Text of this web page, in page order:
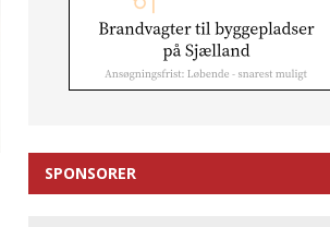
SPONSORER